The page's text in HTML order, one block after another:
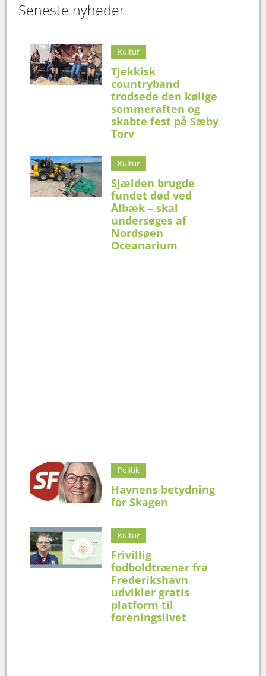
Seneste nyheder
Kultur
Tjekkisk
countryband
trodsede den kølige
sommeraften og
skabte fest på Sæby
Torv
Kultur
Sjælden brugde
fundet død ved
Ålbæk – skal
undersøges af
Nordsøen
Oceanarium
Politik
Havnens betydning
for Skagen
Kultur
Frivillig
fodboldtræner fra
Frederikshavn
udvikler gratis
platform til
foreningslivet